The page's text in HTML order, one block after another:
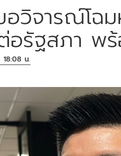
อวิจารณ์โฉ
อรัฐสภา พ
18:08 น.